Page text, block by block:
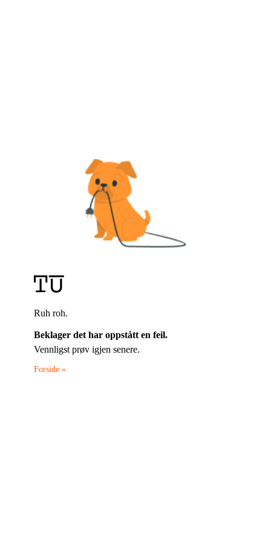
Ruh roh.
Beklager det har oppstått en feil.
Vennligst prøv igjen senere.
Forside »